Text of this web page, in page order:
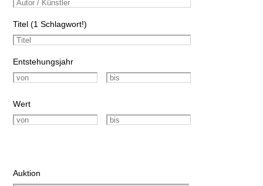
Titel (1 Schlagwort!)
Entstehungsjahr
Wert
Auktion